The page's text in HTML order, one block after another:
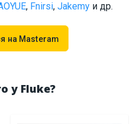
, Fnirsi, Jakemy и др.
на Masteram
у Fluke?